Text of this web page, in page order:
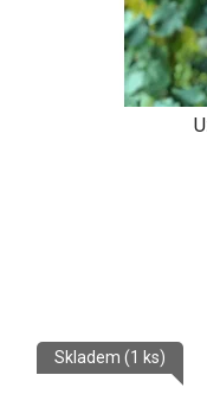
Skladem (1 ks)